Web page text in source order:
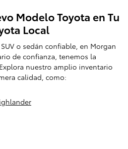
Modelo Toyota en Tu
Local
o sedán confiable, en Morgan
de confianza, tenemos la
nuestro amplio inventario
calidad, como: